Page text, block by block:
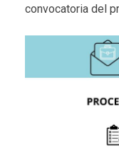
convocatoria del